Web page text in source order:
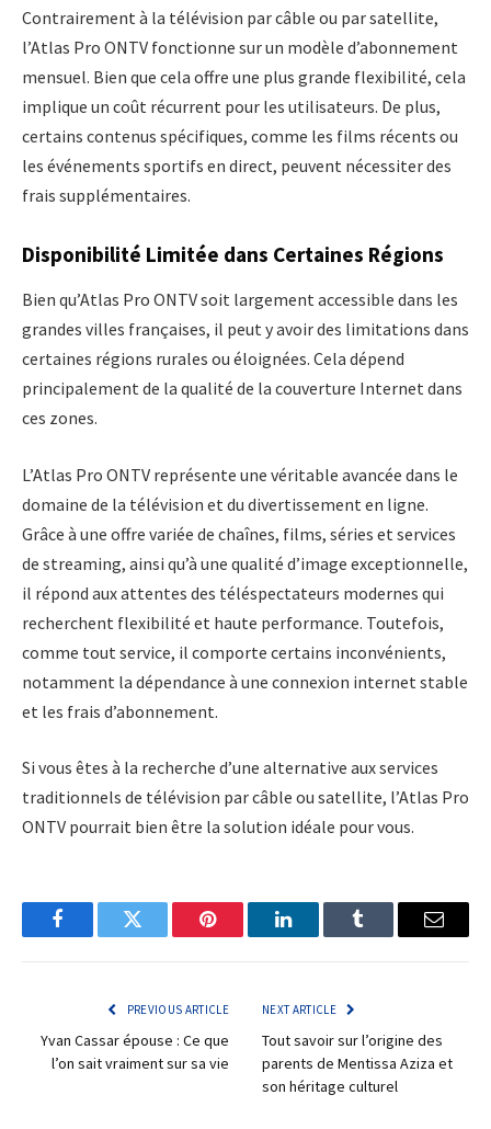
Contrairement à la télévision par câble ou par satellite,
l’Atlas Pro ONTV fonctionne sur un modèle d’abonnement
mensuel. Bien que cela offre une plus grande flexibilité, cela
implique un coût récurrent pour les utilisateurs. De plus,
certains contenus spécifiques, comme les films récents ou
les événements sportifs en direct, peuvent nécessiter des
frais supplémentaires.
Disponibilité Limitée dans Certaines Régions
Bien qu’Atlas Pro ONTV soit largement accessible dans les
grandes villes françaises, il peut y avoir des limitations dans
certaines régions rurales ou éloignées. Cela dépend
principalement de la qualité de la couverture Internet dans
ces zones.
L’Atlas Pro ONTV représente une véritable avancée dans le
domaine de la télévision et du divertissement en ligne.
Grâce à une offre variée de chaînes, films, séries et services
de streaming, ainsi qu’à une qualité d’image exceptionnelle,
il répond aux attentes des téléspectateurs modernes qui
recherchent flexibilité et haute performance. Toutefois,
comme tout service, il comporte certains inconvénients,
notamment la dépendance à une connexion internet stable
et les frais d’abonnement.
Si vous êtes à la recherche d’une alternative aux services
traditionnels de télévision par câble ou satellite, l’Atlas Pro
ONTV pourrait bien être la solution idéale pour vous.
FacebookTwitter Pinterest LinkedInTumblr Email
PREVIOUS ARTICLE
Yvan Cassar épouse : Ce que
l’on sait vraiment sur sa vie
NEXT ARTICLE
Tout savoir sur l’origine des
parents de Mentissa Aziza et
son héritage culturel